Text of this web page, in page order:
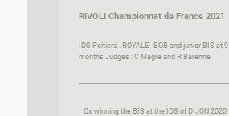
RIVOLI Championnat de France 2021
IDS Poitiers . ROYALE - BOB and junior BIS at 9
months Judges : C Magre and R Barenne
Ox winning the BIS at the IDS of DIJON 2020